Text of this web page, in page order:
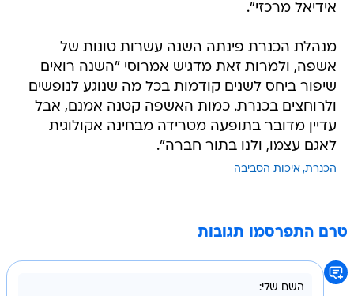
אידיאל מרכזי".
מנהלת הכנרת פינתה השנה עשרות טונות של
אשפה, ולמרות זאת מדגיש אמרוסי "השנה רואים
שיפור ביחס לשנים קודמות בכל מה שנוגע לנופשים
ולרוחצים בכנרת. כמות האשפה קטנה אמנם, אבל
עדיין מדובר בתופעה מטרידה מבחינה אקולוגית
לאגם עצמו, ולנו בתור חברה".
הכנרת איכות הסביבה
טרם התפרסמו תגובות